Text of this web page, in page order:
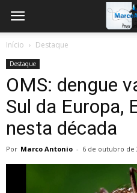
Início Destaque
Destaque
OMS: dengue
Sul da Europa,
nesta década
Por Marco Antonio - 6 de outubro de